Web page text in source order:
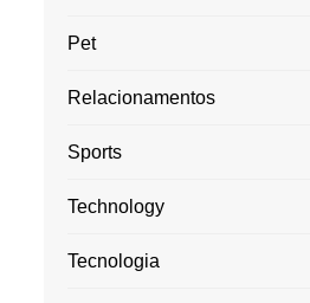
Pet
Relacionamentos
Sports
Technology
Tecnologia